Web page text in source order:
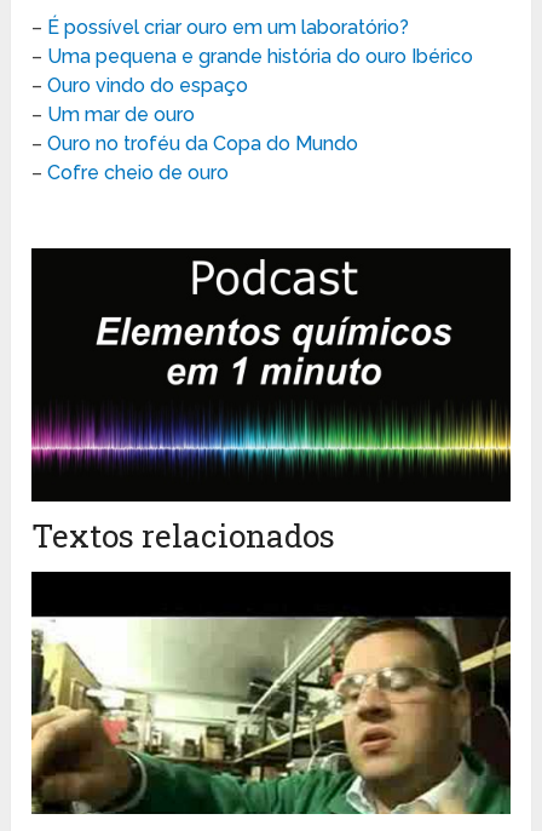
– É possível criar ouro em um laboratório?
– Uma pequena e grande história do ouro Ibérico
–Ouro vindo do espaço
– Um mar de ouro
–Ouro no troféu da Copa do Mundo
–Cofre cheio de ouro
Textos relacionados